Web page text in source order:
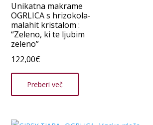
Unikatna makrame
OGRLICA s hrizokola-
malahit kristalom :
“Zeleno, ki te ljubim
zeleno”
122,00€
Preberi več